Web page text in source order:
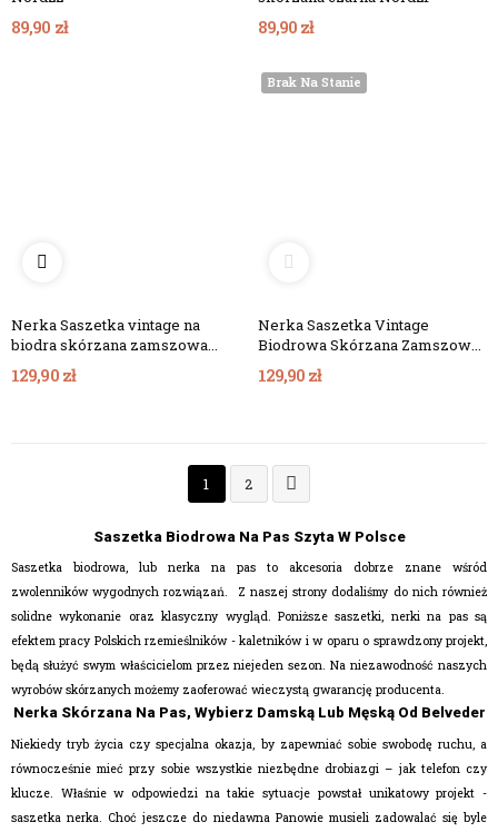
89,90 zł 89,90 zł
Nerka Saszetka vintage na
biodra skórzana zamszowa
szara BL03
129,90 zł
Brak Na Stanie
Nerka Saszetka Vintage
Biodrowa Skórzana Zamszowa
Czarna BL03
129,90 zł
1 2 
Saszetka Biodrowa Na Pas Szyta W Polsce
Saszetka biodrowa, lub nerka na pas to akcesoria dobrze znane wśród
zwolenników wygodnych rozwiązań. Z naszej strony dodaliśmy do nich również
solidne wykonanie oraz klasyczny wygląd. Poniższe saszetki, nerki na pas są
efektem pracy Polskich rzemieślników - kaletników i w oparu o sprawdzony projekt,
będą służyć swym właścicielom przez niejeden sezon. Na niezawodność naszych
wyrobów skórzanych możemy zaoferować wieczystą gwarancję producenta.
Nerka Skórzana Na Pas, Wybierz Damską Lub Męską Od Belveder
Niekiedy tryb życia czy specjalna okazja, by zapewniać sobie swobodę ruchu, a
równocześnie mieć przy sobie wszystkie niezbędne drobiazgi – jak telefon czy
klucze. Właśnie w odpowiedzi na takie sytuacje powstał unikatowy projekt -
saszetka nerka. Choć jeszcze do niedawna Panowie musieli zadowalać się byle